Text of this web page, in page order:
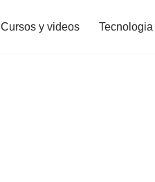
Cursos y videos Tecnologia